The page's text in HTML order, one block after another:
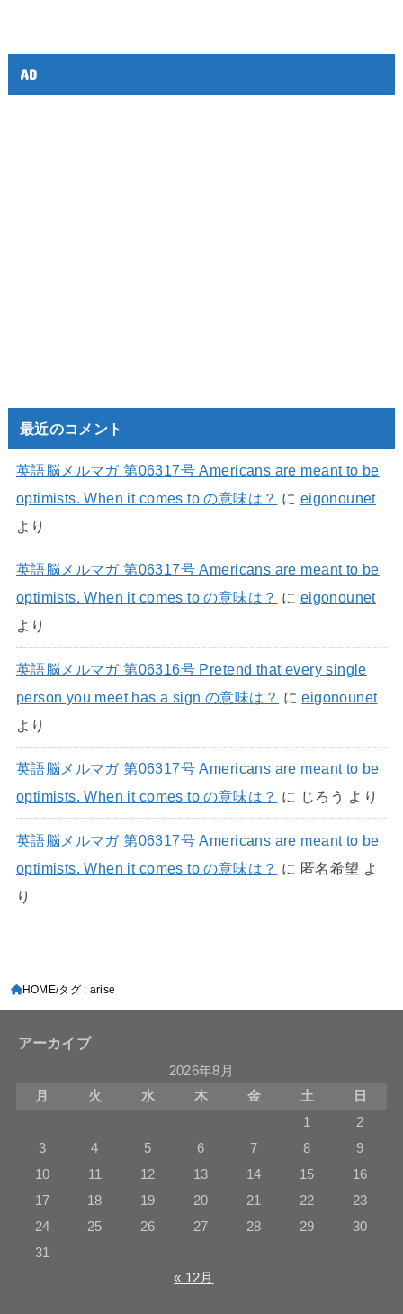
AD
最近のコメント
英語脳メルマガ 第06317号 Americans are meant to be
optimists. When it comes to の意味は？ に eigonounet
より
英語脳メルマガ 第06317号 Americans are meant to be
optimists. When it comes to の意味は？ に eigonounet
より
英語脳メルマガ 第06316号 Pretend that every single
person you meet has a sign の意味は？ にeigonounet
より
英語脳メルマガ 第06317号 Americans are meant to be
optimists. When it comes to の意味は？ に じろう より
英語脳メルマガ 第06317号 Americans are meant to be
optimists. When it comes to の意味は？ に 匿名希望 よ
り
HOME タグ : arise
アーカイブ
2026年8月
月
火 水 木 金 土
日
1
2
3
4 5 6 7 8
9
10
11 12 13 14 15
16
17
18 19 20 21 22
23
24
25 26 27 28 29
30
31
« 12月